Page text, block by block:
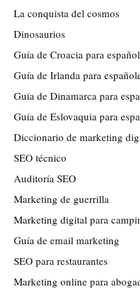
La conquista del cosmos
Dinosaurios
Guía de Croacia para
Guía de Irlanda para
Guía de Dinamarca para
Guía de Eslovaquia para
Diccionario de marketing
SEO técnico
Auditoría SEO
Marketing de guerrilla
Marketing digital para
Guía de email marketing
SEO para restaurantes
Marketing online para